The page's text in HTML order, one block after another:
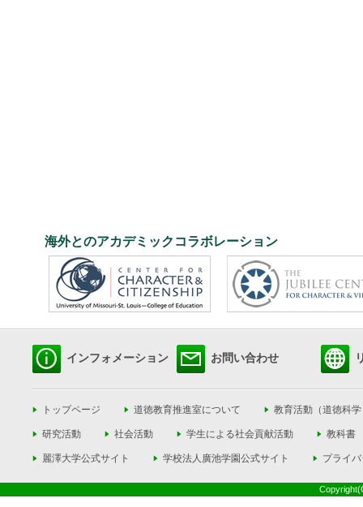
海外とのアカデミックコラボレーション
インフォメーション お問い合わせ
トップページ 道徳教育推進室について 教育活動（道徳科
研究活動 社会活動 学生による社会貢献活動 教科書
麗澤大学公式サイト 学校法人廣池学園公式サイト プライ